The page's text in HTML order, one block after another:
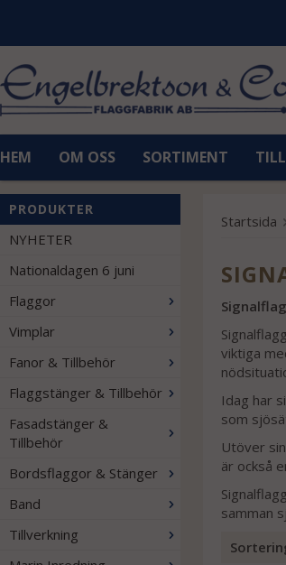
HEM OM OSS SORTIMENT
PRODUKTER
NYHETER
Nationaldagen 6 juni
Flaggor
Vimplar
Fanor & Tillbehör
Flaggstänger & Tillbehör
Fasadstänger &
Tillbehör
Bordsflaggor & Stänger
Band
Tillverkning
Startsida
viktiga
Idag har
som
Utöver
är också
samman